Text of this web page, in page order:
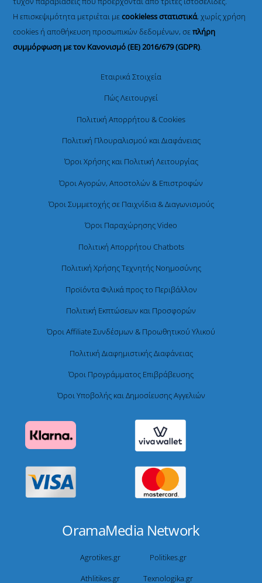
Η επισκεψιμότητα μετριέται μεcookieless στατιστικά, χωρίς χρήση
cookies ή αποθήκευση προσωπικών δεδομένων, σεπλήρη
συμμόρφωση με τον Κανονισμό (ΕΕ) 2016/679 (GDPR).
Εταιρικά Στοιχεία
Πώς Λειτουργεί
Πολιτική Απορρήτου & Cookies
Πολιτική Πλουραλισμού και Διαφάνειας
Όροι Χρήσης και Πολιτική Λειτουργίας
Όροι Αγορών, Αποστολών & Επιστροφών
Όροι Συμμετοχής σε Παιχνίδια & Διαγωνισμούς
Όροι Παραχώρησης Video
Πολιτική Απορρήτου Chatbots
Πολιτική Χρήσης Τεχνητής Νοημοσύνης
Προϊόντα Φιλικά προς το Περιβάλλον
Πολιτική Εκπτώσεων και Προσφορών
Όροι Affiliate Συνδέσμων & Προωθητικού Υλικού
Πολιτική Διαφημιστικής Διαφάνειας
Όροι Προγράμματος Επιβράβευσης
Όροι Υποβολής και Δημοσίευσης Αγγελιών
OramaMedia Network
Agrotikes.gr
Politikes.gr
Athlitikes.gr
Texnologika.gr